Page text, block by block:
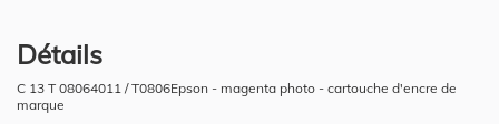
Détails
C 13 T 08064011 / T0806Epson - magenta photo - cartouche d'encre de
marque